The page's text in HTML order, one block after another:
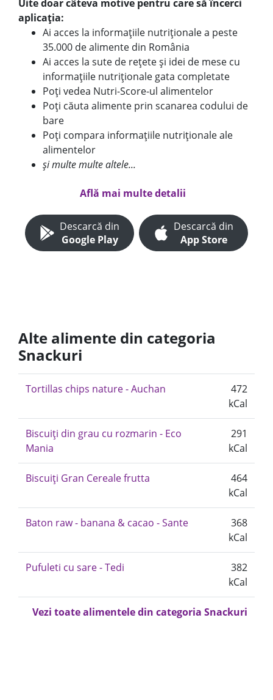
Uite doar câteva motive pentru care să încerci
aplicația:
Ai acces la informațiile nutriționale a peste
35.000 de alimente din România
Ai acces la sute de rețete și idei de mese cu
informațiile nutriționale gata completate
Poți vedea Nutri-Score-ul alimentelor
Poți căuta alimente prin scanarea codului de
bare
Poți compara informațiile nutriționale ale
alimentelor
și multe multe altele...
Află mai multe detalii
Descarcă din
Google Play
Descarcă din
App Store
Alte alimente din categoria
Snackuri
Tortillas chips nature - Auchan
472
kCal
Biscuiți din grau cu rozmarin - Eco
Mania
291
kCal
Biscuiți Gran Cereale frutta
464
kCal
Baton raw - banana & cacao - Sante
368
kCal
Pufuleti cu sare - Tedi
382
kCal
Vezi toate alimentele din categoria Snackuri